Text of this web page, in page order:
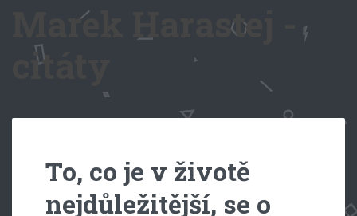
Marek Harastej -
citáty
To, co je v životě
nejdůležitější, se o